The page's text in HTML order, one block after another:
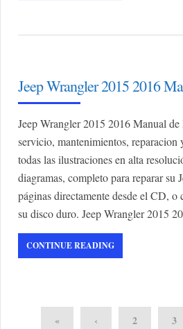
Jeep Wrangler 2015 2016
Jeep Wrangler 2015 2016 Manual de
servicio, mantenimientos, reparacion
todas las ilustraciones en alta
diagramas, completo para reparar su
páginas directamente desde el CD,
su disco duro. Jeep Wrangler 2015
CONTINUE READING
« ‹ 2 3